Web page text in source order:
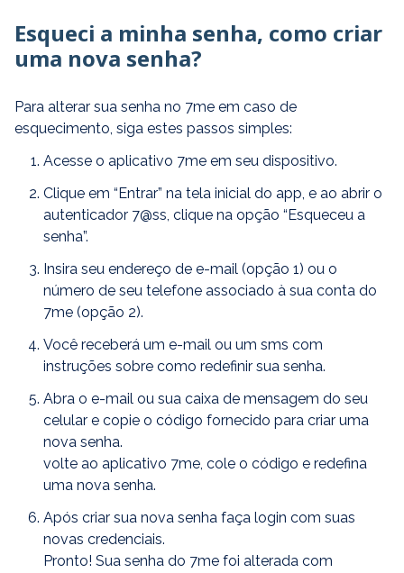
Esqueci a minha senha, como criar
uma nova senha?
Para alterar sua senha no 7me em caso de
esquecimento, siga estes passos simples:
Acesse o aplicativo 7me em seu dispositivo.
Clique em “Entrar” na tela inicial do app, e ao abrir o
autenticador 7@ss, clique na opção “Esqueceu a
senha”.
Insira seu endereço de e-mail (opção 1) ou o
número de seu telefone associado à sua conta do
7me (opção 2).
Você receberá um e-mail ou um sms com
instruções sobre como redefinir sua senha.
Abra o e-mail ou sua caixa de mensagem do seu
celular e copie o código fornecido para criar uma
nova senha.
volte ao aplicativo 7me, cole o código e redefina
uma nova senha.
Após criar sua nova senha faça login com suas
novas credenciais.
Pronto! Sua senha do 7me foi alterada com